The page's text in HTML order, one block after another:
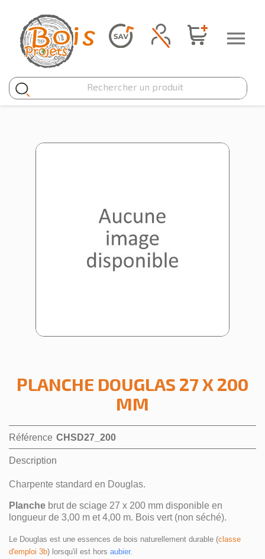

PLANCHE DOUGLAS 27 X 200
MM
Référence CHSD27_200
Description
Charpente standard en Douglas.
Planche brut de sciage 27 x 200 mm disponible en
longueur de 3,00 m et 4,00 m. Bois vert (non séché).
Le Douglas est une essences de bois naturellement durable (classe
d'emploi 3b) lorsqu'il est hors aubier.